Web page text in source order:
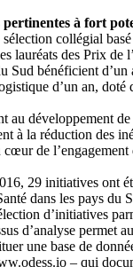
à fort
sélection collégial
lauréats des Prix de
Sud bénéficient d’un
d’un an, doté
au développement
à la réduction des
de
29 initiatives ont
dans les pays du
d’initiatives
d’analyse permet
une base de
– qui